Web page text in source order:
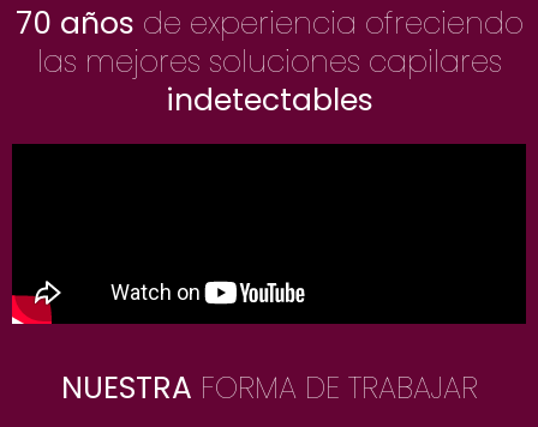
70 años de experiencia ofreciendo
las mejores soluciones capilares
indetectables
NUESTRA FORMA DE TRABAJAR